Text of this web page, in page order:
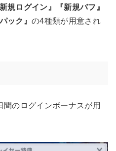
新規ログイン』『新規バフ』
ック』の4種類が用意され
のログインボーナスが用